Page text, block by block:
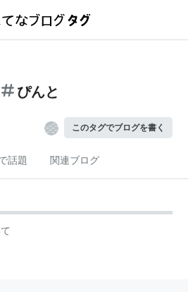
ぴんと
このタグでブログを書く
話題 関連ブログ